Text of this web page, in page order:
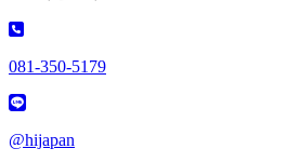
081-350-5179
@hijapan